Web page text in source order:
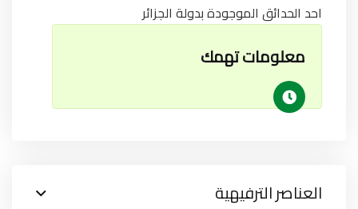
احد الحدائق الموجودة بدولة الجزائر
معلومات تهمك
العناصر الترفيهية